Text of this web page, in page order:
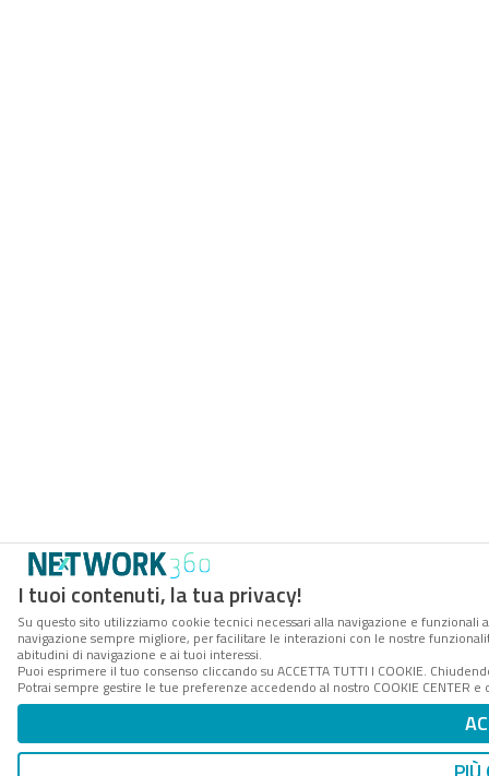
I tuoi contenuti, la tua privacy!
Su questo sito utilizziamo cookie tecnici necessari alla navigazione e
navigazione sempre migliore, per facilitare le interazioni con le nostre
abitudini di navigazione e ai tuoi interessi.
Puoi esprimere il tuo consenso cliccando su ACCETTA TUTTI I COOKIE.
Potrai sempre gestire le tue preferenze accedendo al nostro COOKIE